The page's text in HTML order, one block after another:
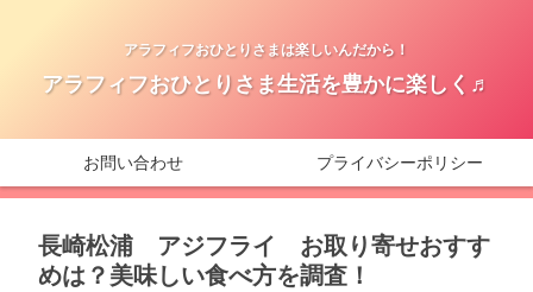
アラフィフおひとりさまは楽しいんだから！
アラフィフおひとりさま生活を豊かに楽しく♬
お問い合わせ プライバシーポリシー
長崎松浦 アジフライ お取り寄せおすす
めは？美味しい食べ方を調査！